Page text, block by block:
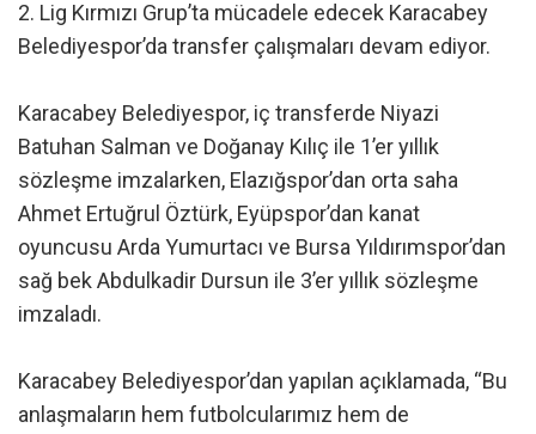
2. Lig Kırmızı Grup’ta mücadele edecek Karacabey
Belediyespor’da transfer çalışmaları devam ediyor.
Karacabey Belediyespor, iç transferde Niyazi
Batuhan Salman ve Doğanay Kılıç ile 1’er yıllık
sözleşme imzalarken, Elazığspor’dan orta saha
Ahmet Ertuğrul Öztürk, Eyüpspor’dan kanat
oyuncusu Arda Yumurtacı ve Bursa Yıldırımspor’dan
sağ bek Abdulkadir Dursun ile 3’er yıllık sözleşme
imzaladı.
Karacabey Belediyespor’dan yapılan açıklamada, “Bu
anlaşmaların hem futbolcularımız hem de